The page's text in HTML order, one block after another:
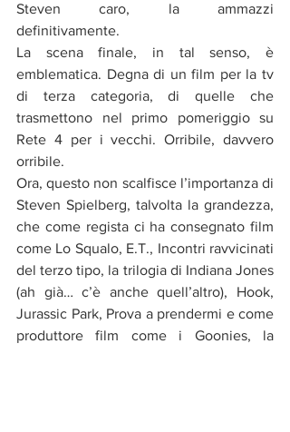
Steven caro, la ammazzi
definitivamente.
La scena finale, in tal senso, è
emblematica. Degna di un film per la tv
di terza categoria, di quelle che
trasmettono nel primo pomeriggio su
Rete 4 per i vecchi. Orribile, davvero
orribile.
Ora, questo non scalfisce l’importanza di
Steven Spielberg, talvolta la grandezza,
che come regista ci ha consegnato film
come Lo Squalo, E.T., Incontri ravvicinati
del terzo tipo, la trilogia di Indiana Jones
(ah già… c’è anche quell’altro), Hook,
Jurassic Park, Prova a prendermi e come
produttore film come i Goonies, la